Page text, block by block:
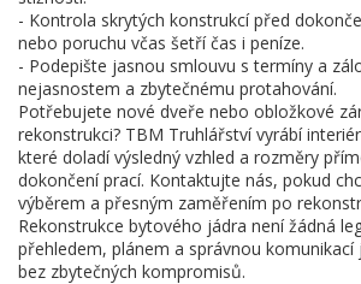
- Kontrola skrytých konstrukcí před
nebo poruchu včas šetří čas i peníze.
- Podepište jasnou smlouvu s termíny a
nejasnostem a zbytečnému protahování.
Potřebujete nové dveře nebo obložkové
rekonstrukci? TBM Truhlářství vyrábí
které doladí výsledný vzhled a rozměry
dokončení prací. Kontaktujte nás, pokud
výběrem a přesným zaměřením po
Rekonstrukce bytového jádra není žádná
přehledem, plánem a správnou komunikací
bez zbytečných kompromisů.